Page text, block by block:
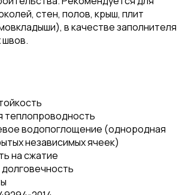
стен, полов, крыш, плит
в качестве заполнителя
теплопроводность
водопоглощение (однородная
независимых ячеек)
на сжатие